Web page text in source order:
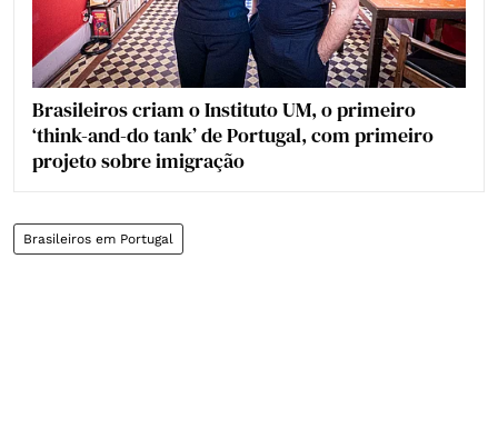
Brasileiros criam o Instituto UM, o primeiro
‘think-and-do tank’ de Portugal, com primeiro
projeto sobre imigração
Brasileiros em Portugal